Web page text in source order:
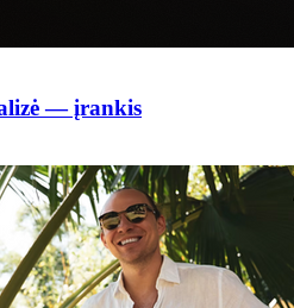
— įrankis